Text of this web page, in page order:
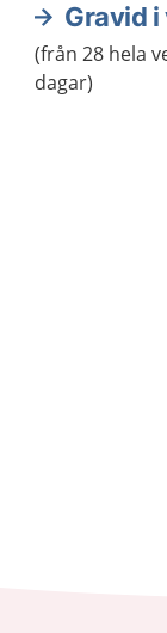
Aktuella
Gravid
(från 28 hela
dagar)